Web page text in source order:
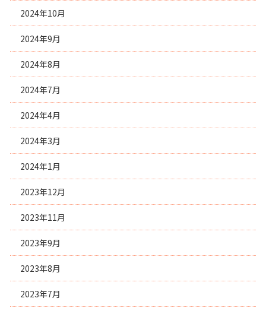
2024年10月
2024年9月
2024年8月
2024年7月
2024年4月
2024年3月
2024年1月
2023年12月
2023年11月
2023年9月
2023年8月
2023年7月